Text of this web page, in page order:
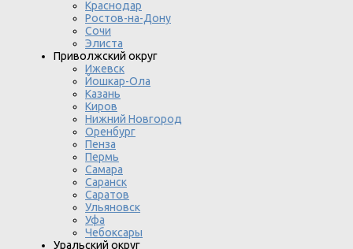
Краснодар
Ростов-на-Дону
Сочи
Элиста
Приволжский округ
Ижевск
Йошкар-Ола
Казань
Киров
Нижний Новгород
Оренбург
Пенза
Пермь
Самара
Саранск
Саратов
Ульяновск
Уфа
Чебоксары
Уральский округ